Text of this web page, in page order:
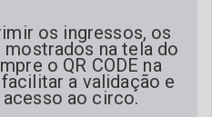
os ingressos, os
na tela do
o QR CODE na
a validação e
ao circo.